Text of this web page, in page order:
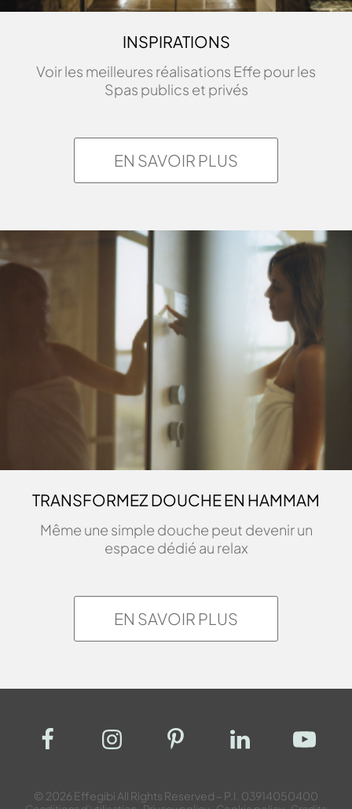
INSPIRATIONS
Voir les meilleures réalisations Effe pour les
Spas publics et privés
EN SAVOIR PLUS
TRANSFORMEZ DOUCHE EN HAMMAM
Même une simple douche peut devenir un
espace dédié au relax
EN SAVOIR PLUS
© 2026 Effegibi All Rights Reserved – P.I. 03914050400